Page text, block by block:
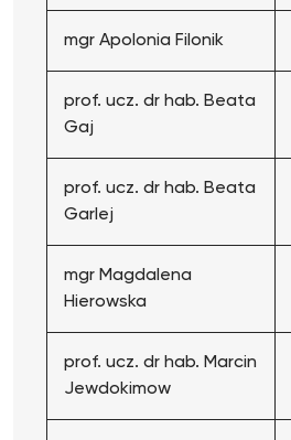
mgr Apolonia Filonik
prof. ucz. dr hab. Beata
Gaj
prof. ucz. dr hab. Beata
Garlej
mgr Magdalena
Hierowska
prof. ucz. dr hab. Marcin
Jewdokimow